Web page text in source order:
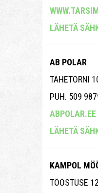
LÄHETÄ
AB POLAR
TÄHETORNI
PUH. 509
ABPOLAR.EE
LÄHETÄ
KAMPOL
TÖÖSTUSE